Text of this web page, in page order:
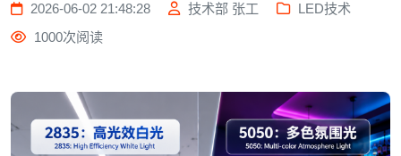
2026-06-02 21:48:28 技术部 张工
LED技术
1000次阅读